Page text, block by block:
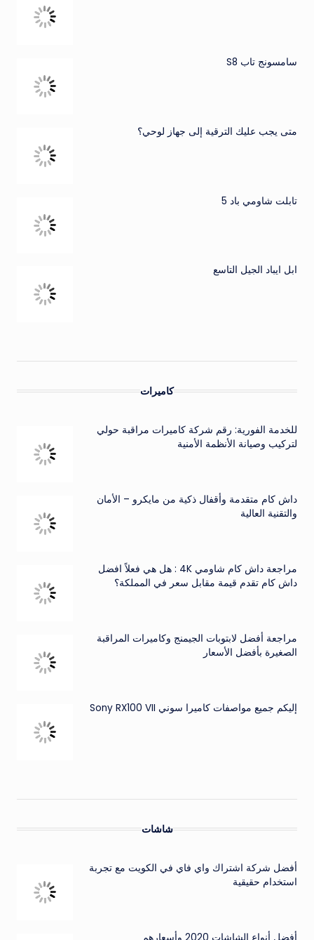
سامسونج تاب S8
متى يجب عليك الترقية إلى جهاز لوحي؟
تابلت شاومي باد 5
ابل ايباد الجيل التاسع
كاميرات
للخدمة الفورية: رقم شركة كاميرات مراقبة حولي
لتركيب وصيانة الأنظمة الأمنية
داش كام متقدمة وأقفال ذكية من مايكرو – الأمان
والتقنية العالية
مراجعة داش كام شاومي 4K : هل هي فعلاً افضل
داش كام تقدم قيمة مقابل سعر في المملكة؟
مراجعة أفضل لابتوبات الجيمنج وكاميرات المراقبة
الصغيرة بأفضل الأسعار
إليكم جميع مواصفات كاميرا سوني Sony RX100 VII
شاشات
أفضل شركة اشتراك واي فاي في الكويت مع تجربة
استخدام حقيقية
أفضل أنواع الشاشات 2020 وأسعارهم